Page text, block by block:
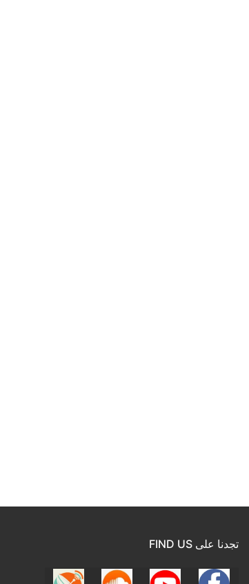
تجدنا على FIND US